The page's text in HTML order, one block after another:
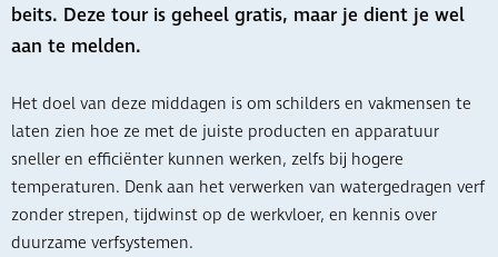
beits. Deze tour is geheel gratis, maar je dient je wel
aan te melden.
Het doel van deze middagen is om schilders en vakmensen te
laten zien hoe ze met de juiste producten en apparatuur
sneller en efficiënter kunnen werken, zelfs bij hogere
temperaturen. Denk aan het verwerken van watergedragen verf
zonder strepen, tijdwinst op de werkvloer, en kennis over
duurzame verfsystemen.